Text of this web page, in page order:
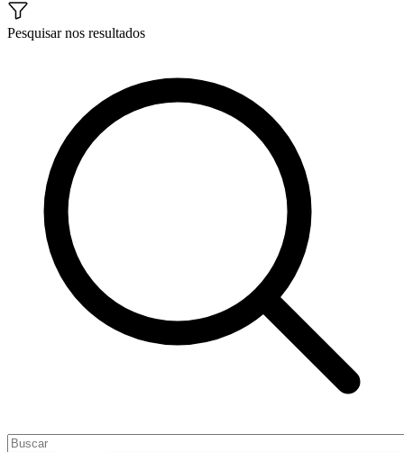
Pesquisar nos resultados